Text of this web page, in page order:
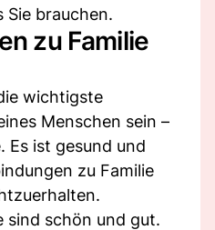
Sie brauchen.
zu Familie
wichtigste
Menschen sein –
Es ist gesund und
zu Familie
sind schön und gut.